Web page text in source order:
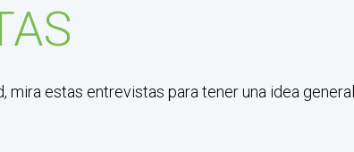
mira estas entrevistas para tener una idea